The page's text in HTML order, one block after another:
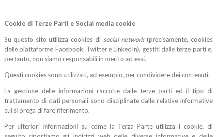
Cookie di Terze Parti e Social media cookie
Su questo sito utilizza cookies di social network(precisamente, cookies
delle piattaforme Facebook, Twitter e LinkedIn), gestiti dalle terze parti e,
pertanto, non siamo responsabili in merito ad essi.
Questi cookies sono utilizzati, ad esempio, per condividere dei contenuti.
La gestione delle informazioni raccolte dalle terze parti ed il tipo di
trattamento di dati personali sono disciplinate dalle relative informative
cui si prega di fare riferimento.
Per ulteriori informazioni su come la Terza Parte utilizza i cookie, di